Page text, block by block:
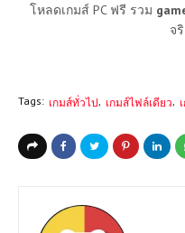
โหลดเกมส์ PC ฟรี รวม
จ
Tags: เกมส์ทั่วไป เกมส์ไฟล์เดียว